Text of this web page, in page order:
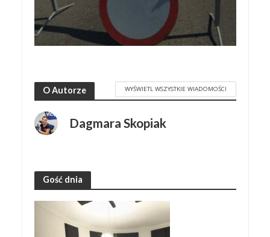
O Autorze WYŚWIETL WSZYSTKIE WIADOMOŚCI
Dagmara Skopiak
Gość dnia